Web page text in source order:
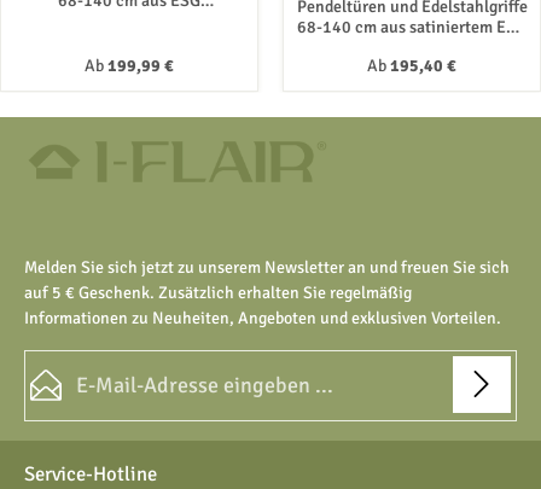
Regulärer Preis:
Ab199,99 €
Pendeltüren und Edelstahlgriffe
68-140 cm aus satiniertem ESG
Regulärer Preis:
Ab195,40 €
Melden Sie sich jetzt zu unserem Newsletter an und freuen Sie sich
auf 5 € Geschenk. Zusätzlich erhalten Sie regelmäßig
Informationen zu Neuheiten, Angeboten und exklusiven Vorteilen.
Datenschutz
Ich habe dieDatenschutzbestimmungen
Die mit einem Stern (*) markierten Felder sind Pflichtfelder.
Service-Hotline